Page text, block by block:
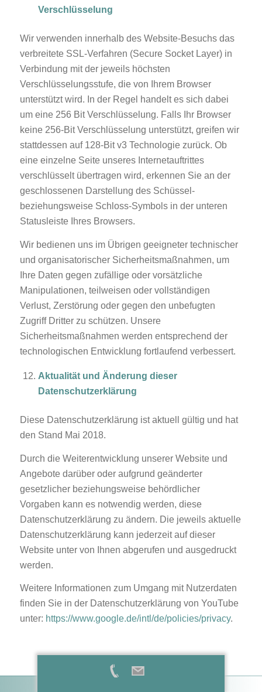
Verschlüsselung
Wir verwenden innerhalb des Website-Besuchs das
verbreitete SSL-Verfahren (Secure Socket Layer) in
Verbindung mit der jeweils höchsten
Verschlüsselungsstufe, die von Ihrem Browser
unterstützt wird. In der Regel handelt es sich dabei
um eine 256 Bit Verschlüsselung. Falls Ihr Browser
keine 256-Bit Verschlüsselung unterstützt, greifen wir
stattdessen auf 128-Bit v3 Technologie zurück. Ob
eine einzelne Seite unseres Internetauftrittes
verschlüsselt übertragen wird, erkennen Sie an der
geschlossenen Darstellung des Schüssel-
beziehungsweise Schloss-Symbols in der unteren
Statusleiste Ihres Browsers.
Wir bedienen uns im Übrigen geeigneter technischer
und organisatorischer Sicherheitsmaßnahmen, um
Ihre Daten gegen zufällige oder vorsätzliche
Manipulationen, teilweisen oder vollständigen
Verlust, Zerstörung oder gegen den unbefugten
Zugriff Dritter zu schützen. Unsere
Sicherheitsmaßnahmen werden entsprechend der
technologischen Entwicklung fortlaufend verbessert.
Aktualität und Änderung dieser
Datenschutzerklärung
Diese Datenschutzerklärung ist aktuell gültig und hat
den Stand Mai 2018.
Durch die Weiterentwicklung unserer Website und
Angebote darüber oder aufgrund geänderter
gesetzlicher beziehungsweise behördlicher
Vorgaben kann es notwendig werden, diese
Datenschutzerklärung zu ändern. Die jeweils aktuelle
Datenschutzerklärung kann jederzeit auf dieser
Website unter von Ihnen abgerufen und ausgedruckt
werden.
Weitere Informationen zum Umgang mit Nutzerdaten
finden Sie in der Datenschutzerklärung von YouTube
unter: https://www.google.de/intl/de/policies/privacy.